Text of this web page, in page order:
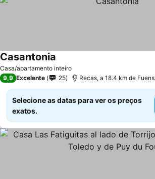
Casa/apartamento inteiro
Casantonia
9,9 Excelente 25 Recas, a 18.4 km de
Selecione as datas para ver os preços
exatos.